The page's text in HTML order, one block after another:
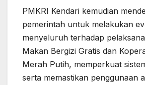
PMKRI Kendari kemudian
pemerintah untuk melakukan
menyeluruh terhadap
Makan Bergizi Gratis dan
Merah Putih, memperkuat
serta memastikan penggunaan